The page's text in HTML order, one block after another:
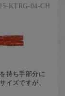
KTRG-04-CH
持ち手部分に
イズですが、